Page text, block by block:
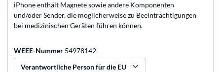
iPhone enthält Magnete sowie andere Komponenten
und/oder Sender, die möglicherweise zu Beeinträchtigungen
bei medizinischen Geräten führen können.
WEEE-Nummer 54978142
Verantwortliche Person für die EU